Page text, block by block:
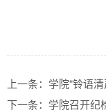
上一条： 学院“铃语
下一条： 学院召开纪